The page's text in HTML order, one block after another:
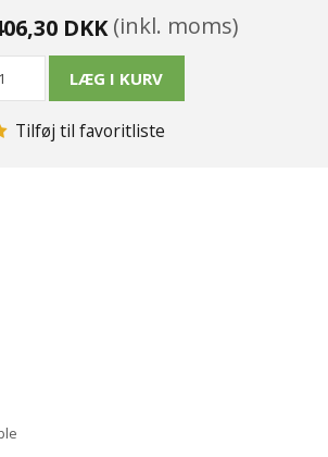
DKK(inkl. moms)
Tilføj til favoritliste